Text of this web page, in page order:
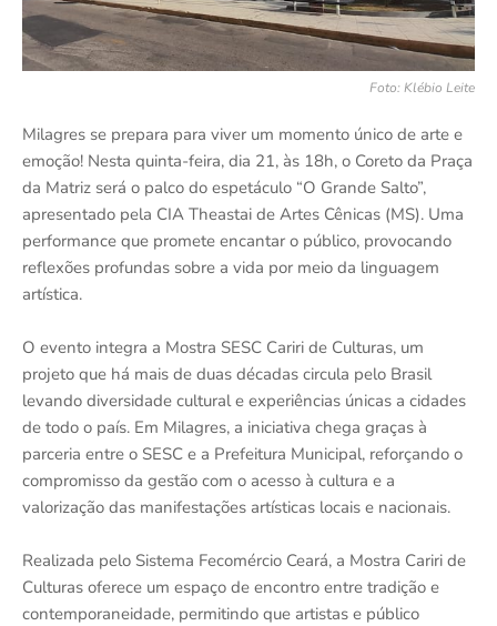
Foto: Klébio Leite
Milagres se prepara para viver um momento único de arte e
emoção! Nesta quinta-feira, dia 21, às 18h, o Coreto da Praça
da Matriz será o palco do espetáculo “O Grande Salto”,
apresentado pela CIA Theastai de Artes Cênicas (MS). Uma
performance que promete encantar o público, provocando
reflexões profundas sobre a vida por meio da linguagem
artística.
O evento integra a Mostra SESC Cariri de Culturas, um
projeto que há mais de duas décadas circula pelo Brasil
levando diversidade cultural e experiências únicas a cidades
de todo o país. Em Milagres, a iniciativa chega graças à
parceria entre o SESC e a Prefeitura Municipal, reforçando o
compromisso da gestão com o acesso à cultura e a
valorização das manifestações artísticas locais e nacionais.
Realizada pelo Sistema Fecomércio Ceará, a Mostra Cariri de
Culturas oferece um espaço de encontro entre tradição e
contemporaneidade, permitindo que artistas e público